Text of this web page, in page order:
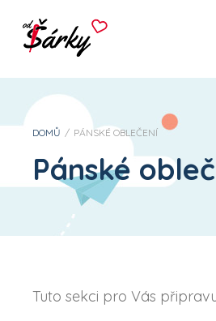
DOMŮ / PÁNSKÉ OBLEČENÍ
Pánské
Tuto sekci pro Vás